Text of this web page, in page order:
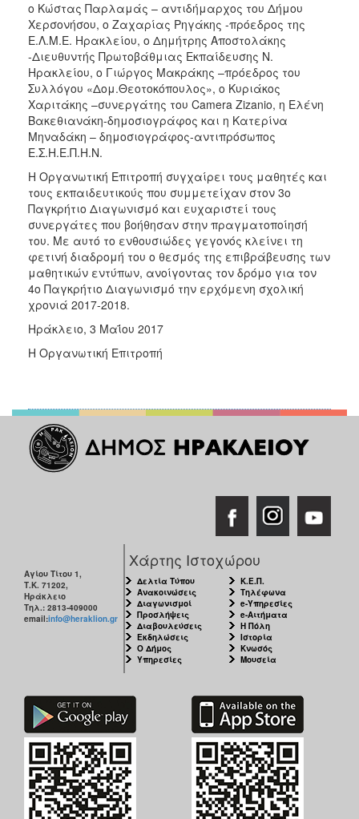
ο Κώστας Παρλαμάς – αντιδήμαρχος του Δήμου
Χερσονήσου, ο Ζαχαρίας Ρηγάκης -πρόεδρος της
Ε.Λ.Μ.Ε. Ηρακλείου, ο Δημήτρης Αποστολάκης
-Διευθυντής Πρωτοβάθμιας Εκπαίδευσης Ν.
Ηρακλείου, ο Γιώργος Μακράκης –πρόεδρος του
Συλλόγου «Δομ.Θεοτοκόπουλος», ο Κυριάκος
Χαριτάκης –συνεργάτης του Camera Zizanio, η Ελένη
Βακεθιανάκη-δημοσιογράφος και η Κατερίνα
Μηναδάκη – δημοσιογράφος-αντιπρόσωπος
Ε.Σ.Η.Ε.Π.Η.Ν.
Η Οργανωτική Επιτροπή συγχαίρει τους μαθητές και
τους εκπαιδευτικούς που συμμετείχαν στον 3ο
Παγκρήτιο Διαγωνισμό και ευχαριστεί τους
συνεργάτες που βοήθησαν στην πραγματοποίησή
του. Με αυτό το ενθουσιώδες γεγονός κλείνει τη
φετινή διαδρομή του ο θεσμός της επιβράβευσης των
μαθητικών εντύπων, ανοίγοντας τον δρόμο για τον
4ο Παγκρήτιο Διαγωνισμό την ερχόμενη σχολική
χρονιά 2017-2018.
Ηράκλειο, 3 Μαΐου 2017
Η Οργανωτική Επιτροπή
Αγίου Τίτου 1,
Τ.Κ. 71202,
Ηράκλειο
Τηλ.: 2813-409000
email:info@heraklion.gr
Χάρτης Ιστοχώρου
Δελτία Τύπου
Ανακοινώσεις
Διαγωνισμοί
Προσλήψεις
Διαβουλεύσεις
Εκδηλώσεις
Ο Δήμος
Υπηρεσίες
Κ.Ε.Π.
Τηλέφωνα
e-Υπηρεσίες
e-Αιτήματα
Η Πόλη
Ιστορία
Κνωσός
Μουσεία